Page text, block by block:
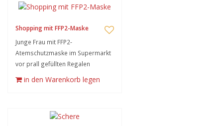
Shopping mit FFP2-Maske
Junge Frau mit FFP2-
Atemschutzmaske im Supermarkt
vor prall gefüllten Regalen
in den Warenkorb legen